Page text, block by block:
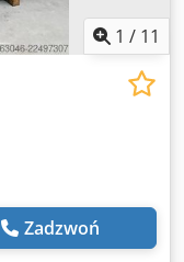
1 / 11
Zadzwoń